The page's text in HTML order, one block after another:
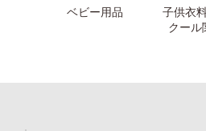
ベビー用品
子供衣
クール